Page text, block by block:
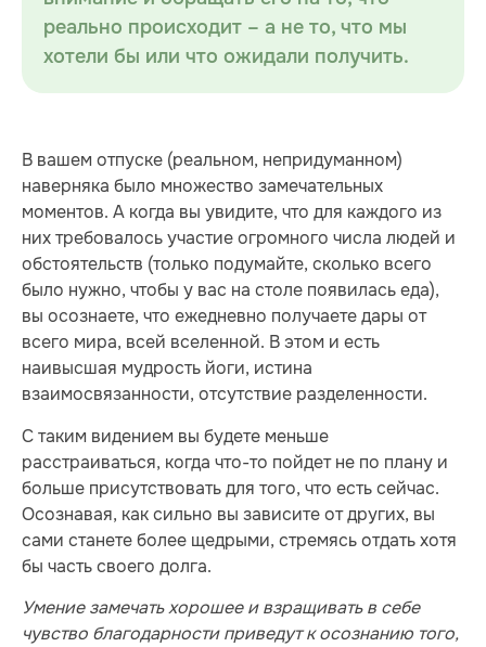
реально происходит – а не то, что мы
хотели бы или что ожидали получить.
В вашем отпуске (реальном, непридуманном)
наверняка было множество замечательных
моментов. А когда вы увидите, что для каждого из
них требовалось участие огромного числа людей и
обстоятельств (только подумайте, сколько всего
было нужно, чтобы у вас на столе появилась еда),
вы осознаете, что ежедневно получаете дары от
всего мира, всей вселенной. В этом и есть
наивысшая мудрость йоги, истина
взаимосвязанности, отсутствие разделенности.
С таким видением вы будете меньше
расстраиваться, когда что-то пойдет не по плану и
больше присутствовать для того, что есть сейчас.
Осознавая, как сильно вы зависите от других, вы
сами станете более щедрыми, стремясь отдать хотя
бы часть своего долга.
Умение замечать хорошее и взращивать в себе
чувство благодарности приведут к осознанию того,